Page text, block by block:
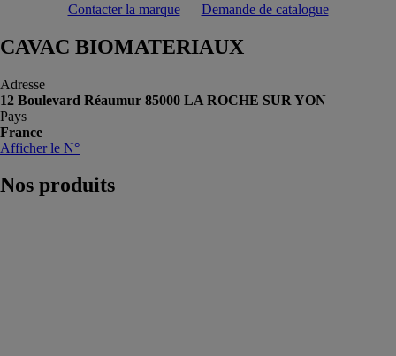
Contacter la marque Demande de catalogue
CAVAC BIOMATERIAUX
Adresse
12 Boulevard Réaumur 85000 LA ROCHE SUR YON
Pays
France
Afficher le N°
Nos produits